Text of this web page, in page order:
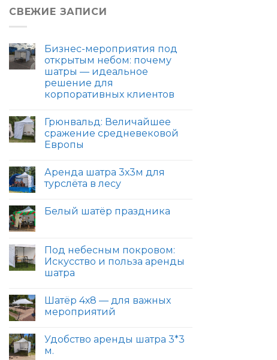
СВЕЖИЕ ЗАПИСИ
Бизнес-мероприятия под
открытым небом: почему
шатры — идеальное
решение для
корпоративных клиентов
Грюнвальд: Величайшее
сражение средневековой
Европы
Аренда шатра 3х3м для
турслёта в лесу
Белый шатёр праздника
Под небесным покровом:
Искусство и польза аренды
шатра
Шатёр 4х8 — для важных
мероприятий
Удобство аренды шатра 3*3
м.